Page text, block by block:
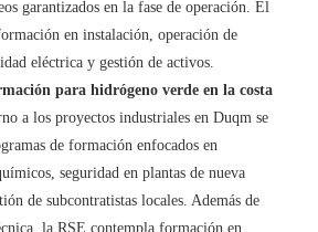
garantizados en la fase de operación. El
en instalación, operación de
eléctrica y gestión de activos.
para hidrógeno verde en la costa
a los proyectos industriales en Duqm se
de formación enfocados en
seguridad en plantas de nueva
de subcontratistas locales. Además de
la RSE contempla formación en